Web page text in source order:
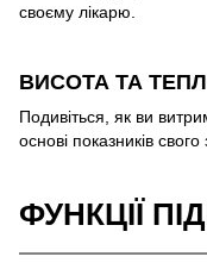
своєму лікарю.
ВИСОТА ТА
Подивіться, як ви
основі показників свого
ФУНКЦІЇ